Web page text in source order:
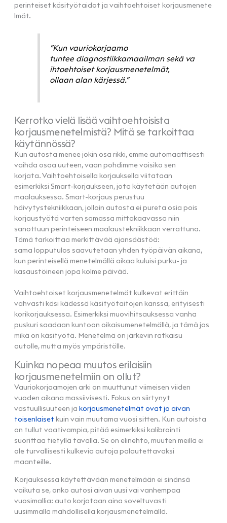
perinteiset käsityötaidot ja vaihtoehtoiset korjausmenete
lmät.
”Kun vauriokorjaamo
tuntee diagnostiikkamaailman sekä va
ihtoehtoiset korjausmenetelmät,
ollaan alan kärjessä.”
Kerrotko vielä lisää vaihtoehtoisista
korjausmenetelmistä? Mitä se tarkoittaa
käytännössä?
Kun autosta menee jokin osa rikki, emme automaattisesti
vaihda osaa uuteen, vaan pohdimme voisiko sen
korjata. Vaihtoehtoisella korjauksella viitataan
esimerkiksi Smart-korjaukseen, jota käytetään autojen
maalauksessa. Smart-korjaus perustuu
häivytystekniikkaan, jolloin autosta ei pureta osia pois
korjaustyötä varten samassa mittakaavassa niin
sanottuun perinteiseen maalaustekniikkaan verrattuna.
Tämä tarkoittaa merkittävää ajansäästöä:
sama lopputulos saavutetaan yhden työpäivän aikana,
kun perinteisellä menetelmällä aikaa kuluisi purku- ja
kasaustöineen jopa kolme päivää.
Vaihtoehtoiset korjausmenetelmät kulkevat erittäin
vahvasti käsi kädessä käsityötaitojen kanssa, erityisesti
korikorjauksessa. Esimerkiksi muovihitsauksessa vanha
puskuri saadaan kuntoon oikaisumenetelmällä, ja tämä jos
mikä on käsityötä. Menetelmä on järkevin ratkaisu
autolle, mutta myös ympäristölle.
Kuinka nopeaa muutos erilaisiin
korjausmenetelmiin on ollut?
Vauriokorjaamojen arki on muuttunut viimeisen viiden
vuoden aikana massiivisesti. Fokus on siirtynyt
vastuullisuuteen ja korjausmenetelmät ovat jo aivan
toisenlaiset kuin vain muutama vuosi sitten. Kun autoista
on tullut vaativampia, pitää esimerkiksi kalibrointi
suorittaa tietyllä tavalla. Se on elinehto, muuten meillä ei
ole turvallisesti kulkevia autoja palautettavaksi
maanteille.
Korjauksessa käytettävään menetelmään ei sinänsä
vaikuta se, onko autosi aivan uusi vai vanhempaa
vuosimallia: auto korjataan aina soveltuvasti
uusimmalla mahdollisella korjausmenetelmällä.